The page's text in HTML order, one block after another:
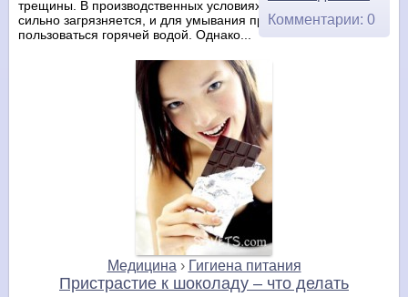
трещины. В производственных условиях кожа рук иногда
сильно загрязняется, и для умывания приходится
пользоваться горячей водой. Однако...
Комментарии: 0
Медицина › Гигиена питания
Пристрастие к шоколаду – что делать